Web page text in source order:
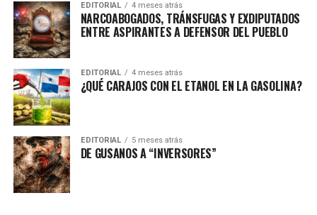
EDITORIAL 4 meses atrás
NARCOABOGADOS, TRÁNSFUGAS Y EXDIPUTADOS
ENTRE ASPIRANTES A DEFENSOR DEL PUEBLO
EDITORIAL 4 meses atrás
¿QUÉ CARAJOS CON EL ETANOL EN LA GASOLINA?
EDITORIAL 5 meses atrás
DE GUSANOS A “INVERSORES”